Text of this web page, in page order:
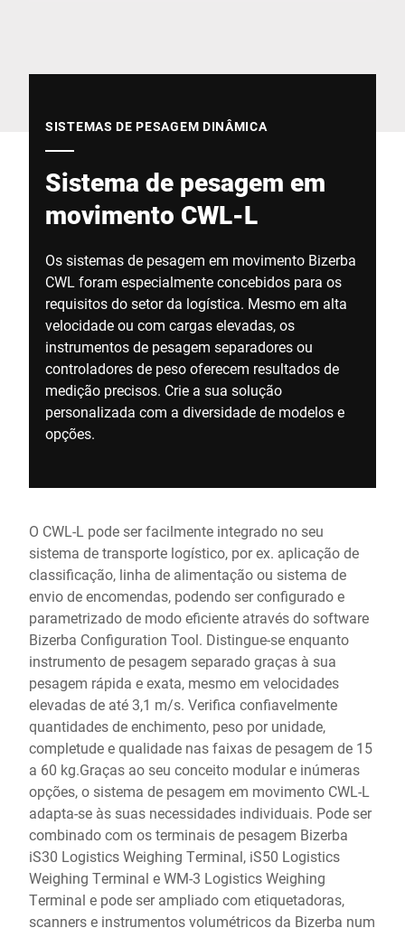
SISTEMAS DE PESAGEM DINÂMICA
Sistema de pesagem em
movimento CWL-L
Os sistemas de pesagem em movimento Bizerba
CWL foram especialmente concebidos para os
requisitos do setor da logística. Mesmo em alta
velocidade ou com cargas elevadas, os
instrumentos de pesagem separadores ou
controladores de peso oferecem resultados de
medição precisos. Crie a sua solução
personalizada com a diversidade de modelos e
opções.
O CWL-L pode ser facilmente integrado no seu
sistema de transporte logístico, por ex. aplicação de
classificação, linha de alimentação ou sistema de
envio de encomendas, podendo ser configurado e
parametrizado de modo eficiente através do software
Bizerba Configuration Tool. Distingue-se enquanto
instrumento de pesagem separado graças à sua
pesagem rápida e exata, mesmo em velocidades
elevadas de até 3,1 m/s. Verifica confiavelmente
quantidades de enchimento, peso por unidade,
completude e qualidade nas faixas de pesagem de 15
a 60 kg.Graças ao seu conceito modular e inúmeras
opções, o sistema de pesagem em movimento CWL-L
adapta-se às suas necessidades individuais. Pode ser
combinado com os terminais de pesagem Bizerba
iS30 Logistics Weighing Terminal, iS50 Logistics
Weighing Terminal e WM-3 Logistics Weighing
Terminal e pode ser ampliado com etiquetadoras,
scanners e instrumentos volumétricos da Bizerba num